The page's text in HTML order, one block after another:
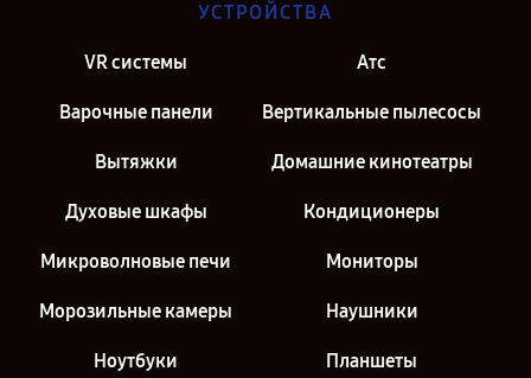
УСТРОЙСТВА
VR системы Атс
Варочные панели Вертикальные пылесосы
Вытяжки Домашние кинотеатры
Духовые шкафы Кондиционеры
Микроволновые печи Мониторы
Морозильные камеры Наушники
Ноутбуки Планшеты